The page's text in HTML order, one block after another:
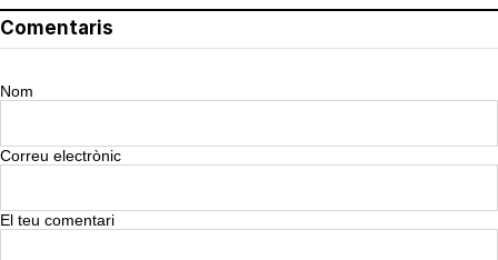
Comentaris
Nom
Correu electrònic
El teu comentari